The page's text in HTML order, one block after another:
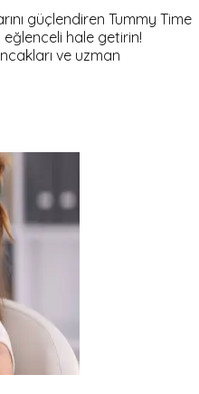
güçlendiren Tummy Time
hale getirin!
ve uzman